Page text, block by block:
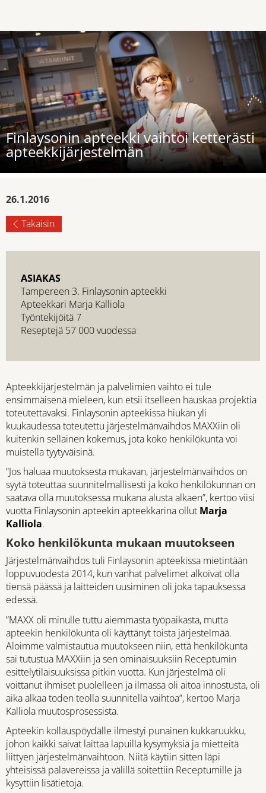
Finlaysonin apteekki vaihtoi ketterästi
apteekkijärjestelmän
26.1.2016
Takaisin
ASIAKAS
Tampereen 3. Finlaysonin apteekki
Apteekkari Marja Kalliola
Työntekijöitä 7
Reseptejä 57 000 vuodessa
Apteekkijärjestelmän ja palvelimien vaihto ei tule
ensimmäisenä mieleen, kun etsii itselleen hauskaa projektia
toteutettavaksi. Finlaysonin apteekissa hiukan yli
kuukaudessa toteutettu järjestelmänvaihdos MAXXiin oli
kuitenkin sellainen kokemus, jota koko henkilökunta voi
muistella tyytyväisinä.
”Jos haluaa muutoksesta mukavan, järjestelmänvaihdos on
syytä toteuttaa suunnitelmallisesti ja koko henkilökunnan on
saatava olla muutoksessa mukana alusta alkaen”, kertoo viisi
vuotta Finlaysonin apteekin apteekkarina ollut Marja
Kalliola.
Koko henkilökunta mukaan muutokseen
Järjestelmänvaihdos tuli Finlaysonin apteekissa mietintään
loppuvuodesta 2014, kun vanhat palvelimet alkoivat olla
tiensä päässä ja laitteiden uusiminen oli joka tapauksessa
edessä.
”MAXX oli minulle tuttu aiemmasta työpaikasta, mutta
apteekin henkilökunta oli käyttänyt toista järjestelmää.
Aloimme valmistautua muutokseen niin, että henkilökunta
sai tutustua MAXXiin ja sen ominaisuuksiin Receptumin
esittelytilaisuuksissa pitkin vuotta. Kun järjestelmä oli
voittanut ihmiset puolelleen ja ilmassa oli aitoa innostusta, oli
aika alkaa toden teolla suunnitella vaihtoa”, kertoo Marja
Kalliola muutosprosessista.
Apteekin kollauspöydälle ilmestyi punainen kukkaruukku,
johon kaikki saivat laittaa lapuilla kysymyksiä ja mietteitä
liittyen järjestelmänvaihtoon. Niitä käytiin sitten läpi
yhteisissä palavereissa ja välillä soitettiin Receptumille ja
kysyttiin lisätietoja.